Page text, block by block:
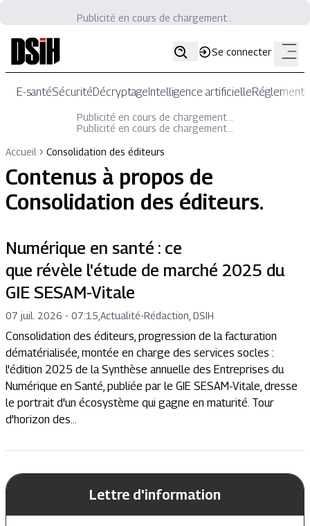
Publicité en cours de chargement...
Se connecter
E-santéSécuritéDécryptageIntelligence artificielle
Publicité en cours de chargement...
Publicité en cours de chargement...
Accueil
Consolidation des éditeurs
Contenus à propos de
Consolidation des éditeurs.
Numérique en santé : ce
que révèle l'étude de marché 2025 du
GIE SESAM-Vitale
07 juil. 2026 - 07:15 Actualité-Rédaction, DSIH
Consolidation des éditeurs, progression de la facturation
dématérialisée, montée en charge des services socles :
l'édition 2025 de la Synthèse annuelle des Entreprises du
Numérique en Santé, publiée par le GIE SESAM-Vitale, dresse
le portrait d'un écosystème qui gagne en maturité. Tour
d'horizon des...
Lettre d'information